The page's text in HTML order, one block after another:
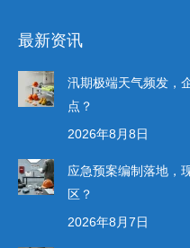
最新资讯
汛期极端天气频发，
点？
2026年8月8日
应急预案编制落地，
区？
2026年8月7日